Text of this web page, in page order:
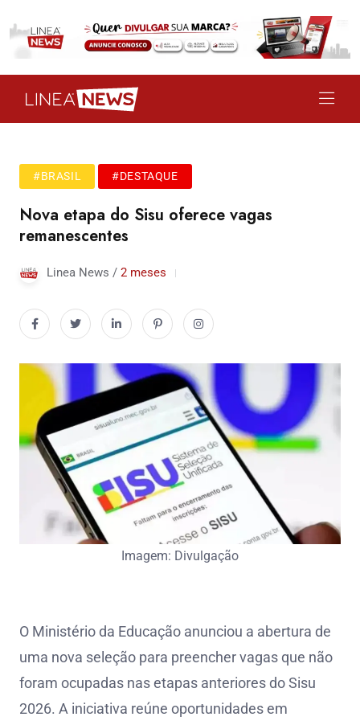
#BRASIL #DESTAQUE
Nova etapa do Sisu oferece vagas
remanescentes
Linea News / 2 meses
Imagem: Divulgação
O Ministério da Educação anunciou a abertura de
uma nova seleção para preencher vagas que não
foram ocupadas nas etapas anteriores do Sisu
2026. A iniciativa reúne oportunidades em